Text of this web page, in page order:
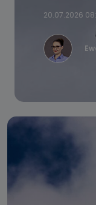
20.07.2026